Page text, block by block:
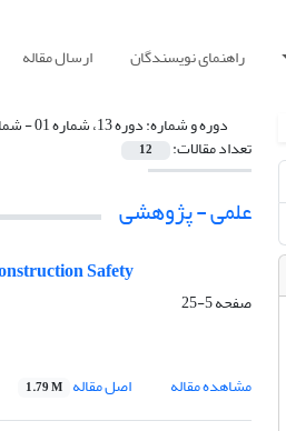
راهنمای نویسندگان ارسال مقاله
دوره و شماره:دوره 13، شماره 01 - شماره پیاپی 102، فروردین 1405
تعداد مقالات: 12
علمی - پژوهشی
Safety
صفحه5-25
مشاهده مقاله
اصل مقاله 1.79 M